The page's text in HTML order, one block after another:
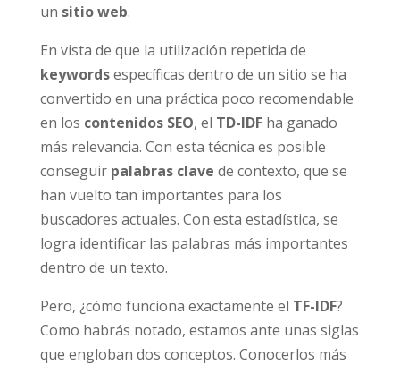
un sitio web.
En vista de que la utilización repetida de
keywordsespecíficas dentro de un sitio se ha
convertido en una práctica poco recomendable
en los contenidos SEO, el TD-IDFha ganado
más relevancia. Con esta técnica es posible
conseguir palabras clave de contexto, que se
han vuelto tan importantes para los
buscadores actuales. Con esta estadística, se
logra identificar las palabras más importantes
dentro de un texto.
Pero, ¿cómo funciona exactamente el TF-IDF?
Como habrás notado, estamos ante unas siglas
que engloban dos conceptos. Conocerlos más